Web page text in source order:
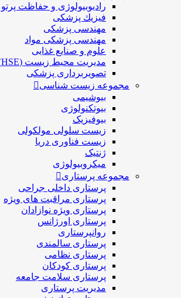
رادیوبیولوژی و حفاظت پرتو
فيزيك پزشکی
مهندسی پزشکی
مهندسی پزشکی مواد
علوم و صنايع غذایی
مدیریت محیط زیست (HSE)
تصویربرداری پزشکی
مجموعه زیست شناسی
بیوشیمی
بیوتکنولوژی
بیوفیزیک
زیست سلولی مولکولی
زیست فناوری دریا
ژنتیک
میکروبیولوژی
مجموعه پرستاری
پرستاری داخلی جراحی
پرستاری مراقبت های ويژه
پرستاری ويژه نوازادان
پرستاری اورژانس
روانپرستاری
پرستاری سالمندی
پرستاری نظامی
پرستاری کودکان
پرستاری سلامت جامعه
مدیریت پرستاری